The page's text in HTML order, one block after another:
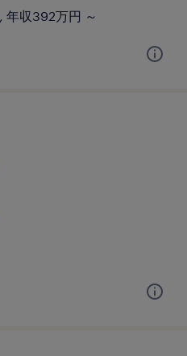
収392万円 ～